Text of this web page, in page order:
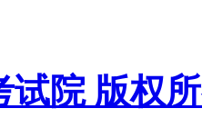
试院 版权